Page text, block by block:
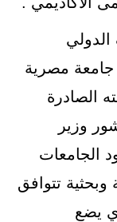
الدولي
للجامعات (CWUR)، عن ظهور 20 جامعة مصرية
نسخته الصادرة
وزير
الجامعات
تتوافق
يضع